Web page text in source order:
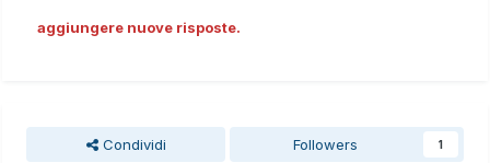
aggiungere nuove risposte.
Condividi Followers 1